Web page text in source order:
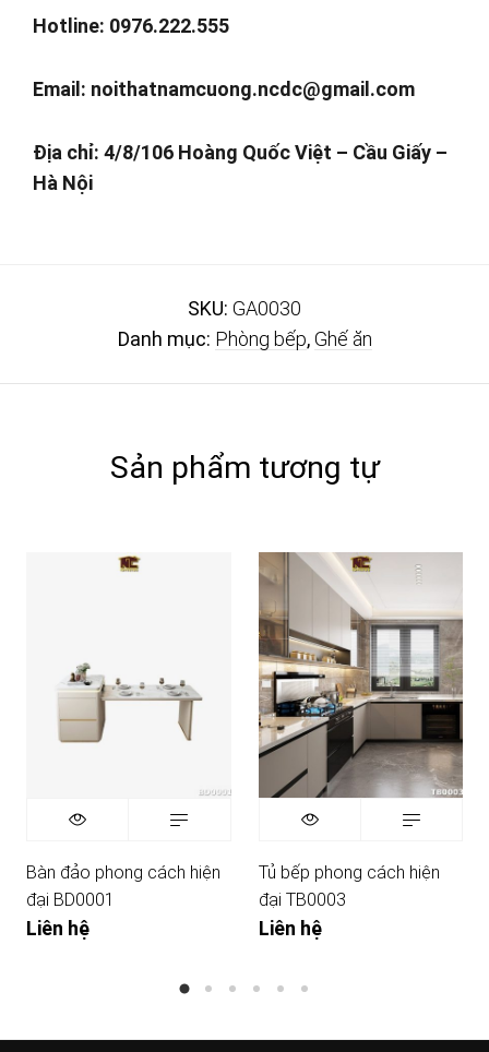
Hotline: 0976.222.555
Email: noithatnamcuong.ncdc@gmail.com
Địa chỉ: 4/8/106 Hoàng Quốc Việt – Cầu Giấy –
Hà Nội
SKU: GA0030
Danh mục: Phòng bếp,Ghế ăn
Sản phẩm tương tự
Bàn đảo phong cách hiện
đại BD0001
Liên hệ
Tủ bếp phong cách hiện
đại TB0003
Liên hệ